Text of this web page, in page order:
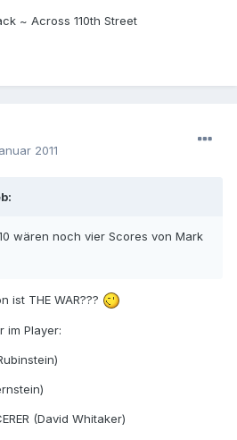
~ Across 110th Street
2011
wären noch vier Scores von Mark
ist THE WAR???
im Player:
(David Whitaker)